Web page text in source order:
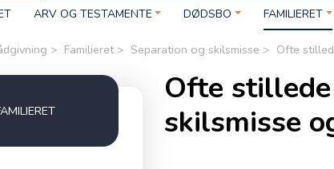
ARV OG TESTAMENTE DØDSBO FAMILIERET
Familieret Separation og skilsmisse Ofte
Ofte
skilsmisse